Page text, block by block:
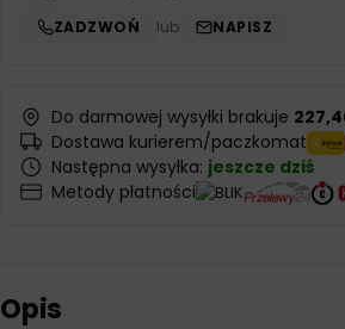
ZADZWOŃ lub NAPISZ
Do darmowej wysyłki brakuje
Dostawa kurierem/paczkomat
Następna wysyłka: jeszcze dziś
Metody płatności
Opis